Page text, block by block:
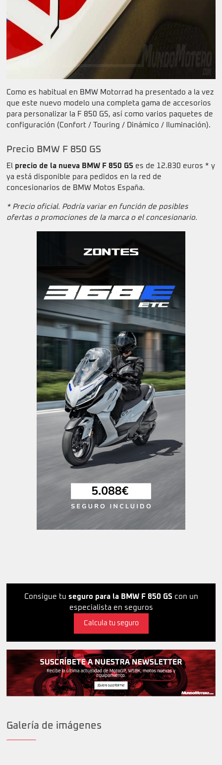
Como es habitual en BMW Motorrad ha presentado a la vez
que este nuevo modelo una completa gama de accesorios
para personalizar la F 850 GS, así como varios paquetes de
configuración (Confort / Touring / Dinámico / Iluminación).
Precio BMW F 850 GS
El precio de la nueva BMW F 850 GS es de 12.830 euros * y
ya está disponible para pedidos en la red de
concesionarios de BMW Motos España.
* Precio oficial. Podría variar en función de posibles
ofertas o promociones de la marca o el concesionario.
Consigue tu seguro para la BMW F 850 GS con un
especialista en seguros
Calcula tu seguro
Galería de imágenes